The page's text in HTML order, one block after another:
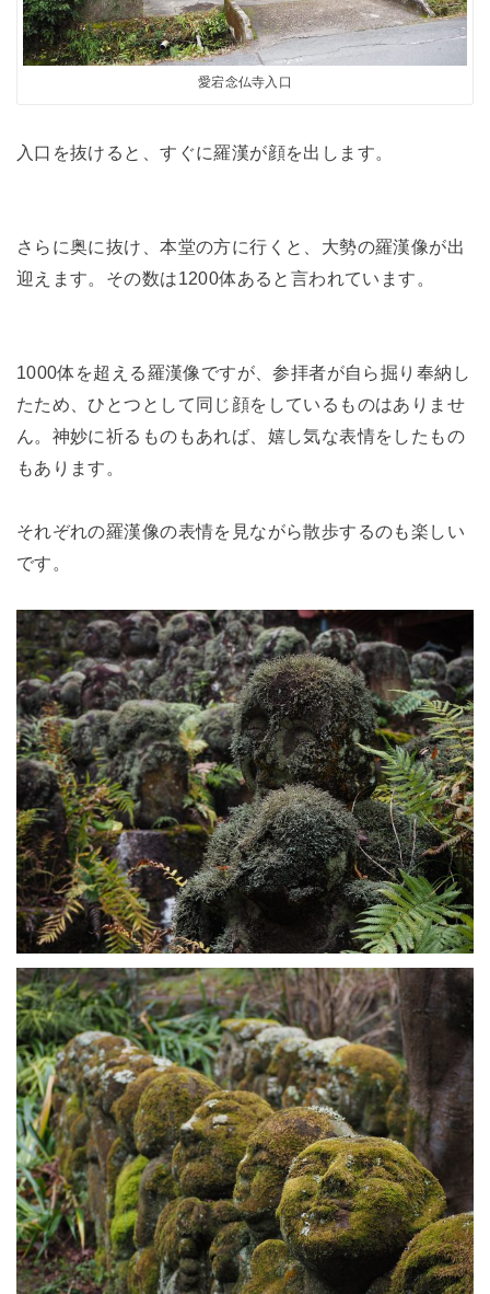
愛宕念仏寺入口
入口を抜けると、すぐに羅漢が顔を出します。
さらに奥に抜け、本堂の方に行くと、大勢の羅漢像が出
迎えます。その数は1200体あると言われています。
1000体を超える羅漢像ですが、参拝者が自ら掘り奉納し
たため、ひとつとして同じ顔をしているものはありませ
ん。神妙に祈るものもあれば、嬉し気な表情をしたもの
もあります。
それぞれの羅漢像の表情を見ながら散歩するのも楽しい
です。